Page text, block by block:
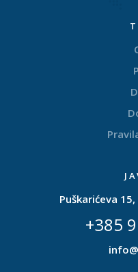
Puškarićeva
+385